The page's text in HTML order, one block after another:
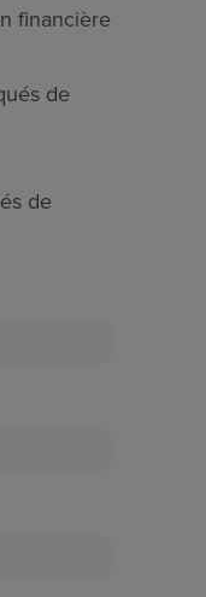
financière
de
de